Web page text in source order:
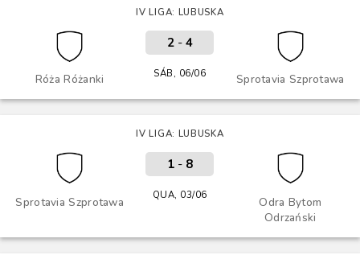
IV LIGA: LUBUSKA
Róża Różanki Sprotavia Szprotawa
2- 4
SÁB, 06/06
IV LIGA: LUBUSKA
Sprotavia Szprotawa
Odra Bytom
Odrzański
1- 8
QUA, 03/06